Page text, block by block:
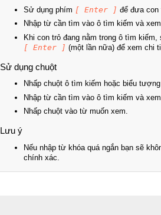
Sử dụng phím [ Enter ] để đưa
Nhập từ cần tìm vào ô tìm kiếm và
Khi con trỏ đang nằm trong ô tìm
[ Enter ] (một lần nữa) để xem chi
Sử dụng chuột
Nhấp chuột ô tìm kiếm hoặc biểu
Nhập từ cần tìm vào ô tìm kiếm và
Nhấp chuột vào từ muốn xem.
Lưu ý
Nếu nhập từ khóa quá ngắn bạn sẽ
chính xác.